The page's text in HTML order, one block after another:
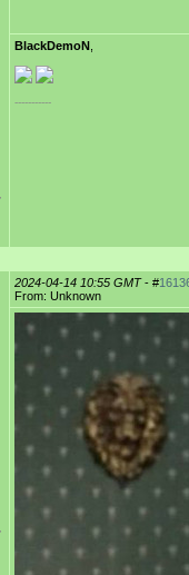
BlackDemoN
-----------
2024-04-14 10:55 GMT- #
From: Unknown